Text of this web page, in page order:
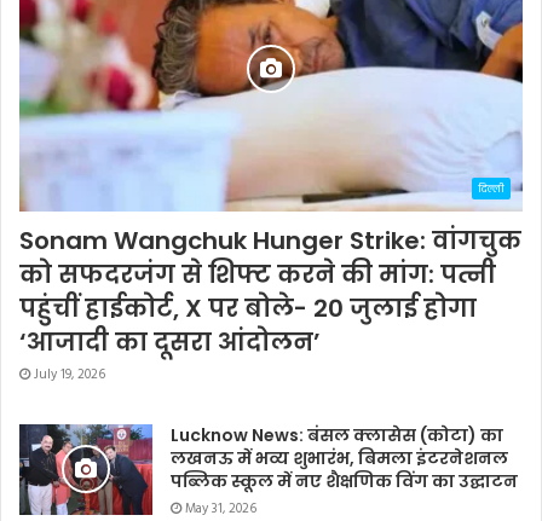
दिल्ली
Sonam Wangchuk Hunger Strike: वांगचुक
को सफदरजंग से शिफ्ट करने की मांग: पत्नी
पहुंचीं हाईकोर्ट, X पर बोले- 20 जुलाई होगा
‘आजादी का दूसरा आंदोलन’
July 19, 2026
Lucknow News: बंसल क्लासेस (कोटा) का
लखनऊ में भव्य शुभारंभ, बिमला इंटरनेशनल
पब्लिक स्कूल में नए शैक्षणिक विंग का उद्घाटन
May 31, 2026